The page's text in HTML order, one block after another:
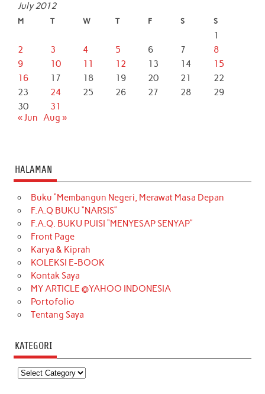
July 2012
M T W T F S S
1
2
3 4 5 6 7
8
9
10 11 12 13 14
15
16
17 18 19 20 21
22
23
24 25 26 27 28
29
30
31
« Jun Aug »
HALAMAN
Buku “Membangun Negeri, Merawat Masa Depan
F.A.Q BUKU “NARSIS”
F.A.Q. BUKU PUISI “MENYESAP SENYAP”
Front Page
Karya & Kiprah
KOLEKSI E-BOOK
Kontak Saya
MY ARTICLE @YAHOO INDONESIA
Portofolio
Tentang Saya
KATEGORI
Kategori